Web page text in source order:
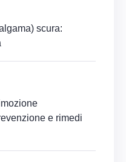
scura:
e rimedi